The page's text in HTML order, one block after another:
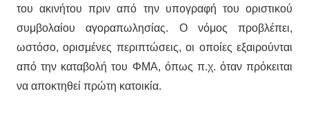
του ακινήτου πριν από την υπογραφή του οριστικού
συμβολαίου αγοραπωλησίας. Ο νόμος προβλέπει,
ωστόσο, ορισμένες περιπτώσεις, οι οποίες εξαιρούνται
από την καταβολή του ΦΜΑ, όπως π.χ. όταν πρόκειται
να αποκτηθεί πρώτη κατοικία.